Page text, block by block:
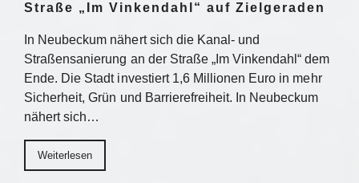
Straße „Im Vinkendahl“ auf Zielgeraden
In Neubeckum nähert sich die Kanal- und
Straßensanierung an der Straße „Im Vinkendahl“ dem
Ende. Die Stadt investiert 1,6 Millionen Euro in mehr
Sicherheit, Grün und Barrierefreiheit. In Neubeckum
nähert sich…
Weiterlesen